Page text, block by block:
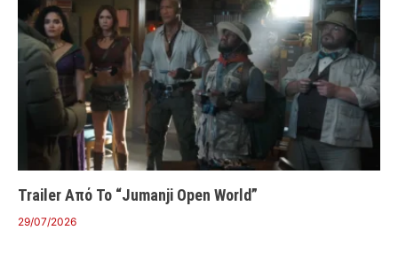
Trailer Από Το “Jumanji Open World”
29/07/2026